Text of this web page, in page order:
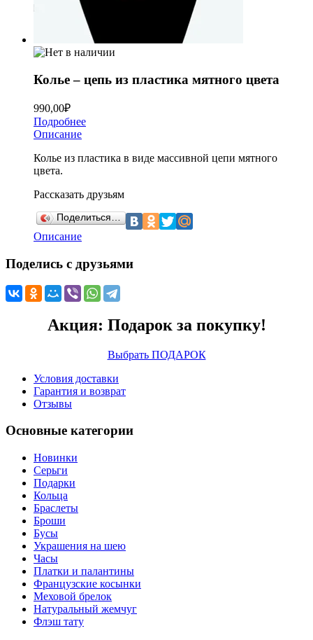
Колье – цепь из пластика мятного цвета
990,00₽
Подробнее
Описание
Колье из пластика в виде массивной цепи мятного
цвета.
Рассказать друзьям
Поделиться…
Описание
Поделись с друзьями
Акция: Подарок за покупку!
Выбрать ПОДАРОК
Условия доставки
Гарантия и возврат
Отзывы
Основные категории
Новинки
Серьги
Подарки
Кольца
Браслеты
Броши
Бусы
Украшения на шею
Часы
Платки и палантины
Французские косынки
Меховой брелок
Натуральный жемчуг
Флэш тату